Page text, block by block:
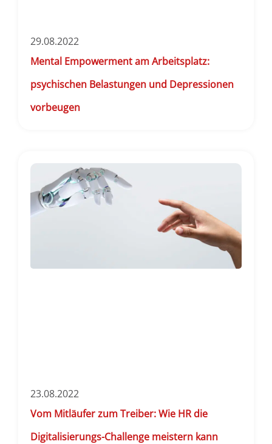
29.08.2022
Mental Empowerment am Arbeitsplatz:
psychischen Belastungen und Depressionen
vorbeugen
23.08.2022
Vom Mitläufer zum Treiber: Wie HR die
Digitalisierungs-Challenge meistern kann